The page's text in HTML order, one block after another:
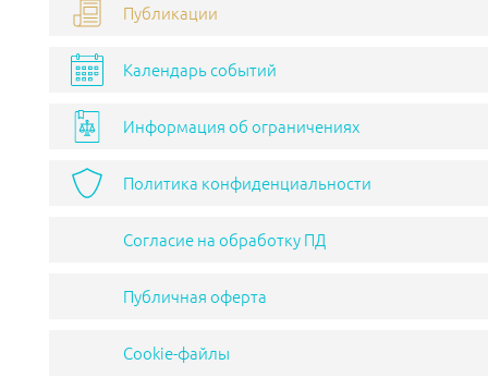
Публикации
Календарь событий
Информация об ограничениях
Политика конфиденциальности
Согласие на обработку ПД
Публичная оферта
Cookie-файлы